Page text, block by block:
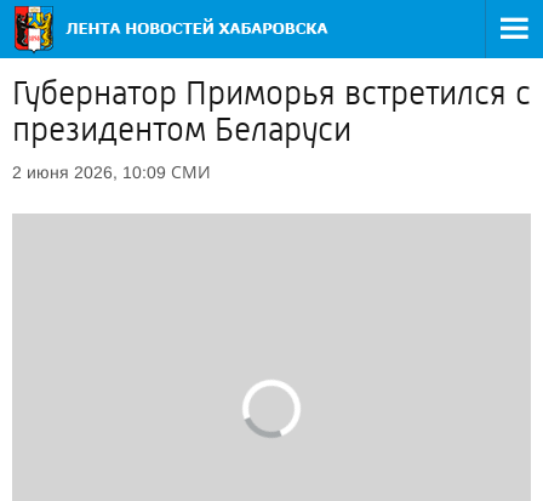
Губернатор Приморья встретился с
президентом Беларуси
2 июня 2026, 10:09 СМИ